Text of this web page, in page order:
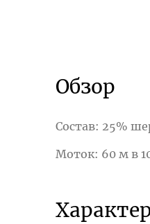
Обзор
Состав: 25%
Моток: 60 м в